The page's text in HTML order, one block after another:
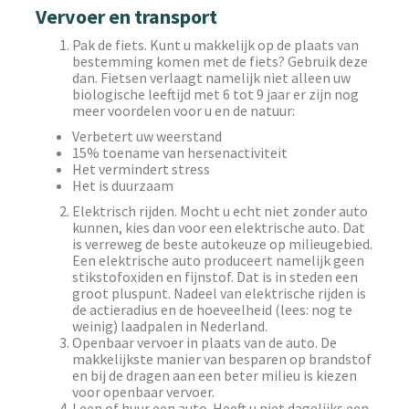
Vervoer en transport
Pak de fiets. Kunt u makkelijk op de plaats van
bestemming komen met de fiets? Gebruik deze
dan. Fietsen verlaagt namelijk niet alleen uw
biologische leeftijd met 6 tot 9 jaar er zijn nog
meer voordelen voor u en de natuur:
Verbetert uw weerstand
15% toename van hersenactiviteit
Het vermindert stress
Het is duurzaam
Elektrisch rijden. Mocht u echt niet zonder auto
kunnen, kies dan voor een elektrische auto. Dat
is verreweg de beste autokeuze op milieugebied.
Een elektrische auto produceert namelijk geen
stikstofoxiden en fijnstof. Dat is in steden een
groot pluspunt. Nadeel van elektrische rijden is
de actieradius en de hoeveelheid (lees: nog te
weinig) laadpalen in Nederland.
Openbaar vervoer in plaats van de auto. De
makkelijkste manier van besparen op brandstof
en bij de dragen aan een beter milieu is kiezen
voor openbaar vervoer.